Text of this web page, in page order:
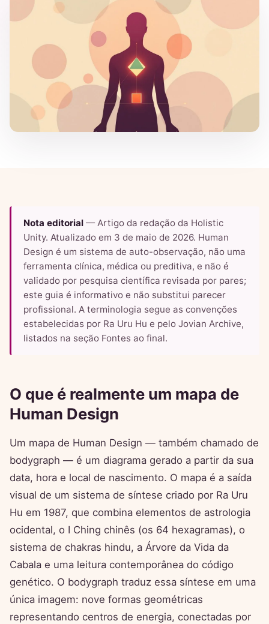
Nota editorial — Artigo da redação da Holistic
Unity. Atualizado em 3 de maio de 2026. Human
Design é um sistema de auto-observação, não uma
ferramenta clínica, médica ou preditiva, e não é
validado por pesquisa científica revisada por pares;
este guia é informativo e não substitui parecer
profissional. A terminologia segue as convenções
estabelecidas por Ra Uru Hu e pelo Jovian Archive,
listados na seção Fontes ao final.
O que é realmente um mapa de
Human Design
Um mapa de Human Design — também chamado de
bodygraph — é um diagrama gerado a partir da sua
data, hora e local de nascimento. O mapa é a saída
visual de um sistema de síntese criado por Ra Uru
Hu em 1987, que combina elementos de astrologia
ocidental, o I Ching chinês (os 64 hexagramas), o
sistema de chakras hindu, a Árvore da Vida da
Cabala e uma leitura contemporânea do código
genético. O bodygraph traduz essa síntese em uma
única imagem: nove formas geométricas
representando centros de energia, conectadas por